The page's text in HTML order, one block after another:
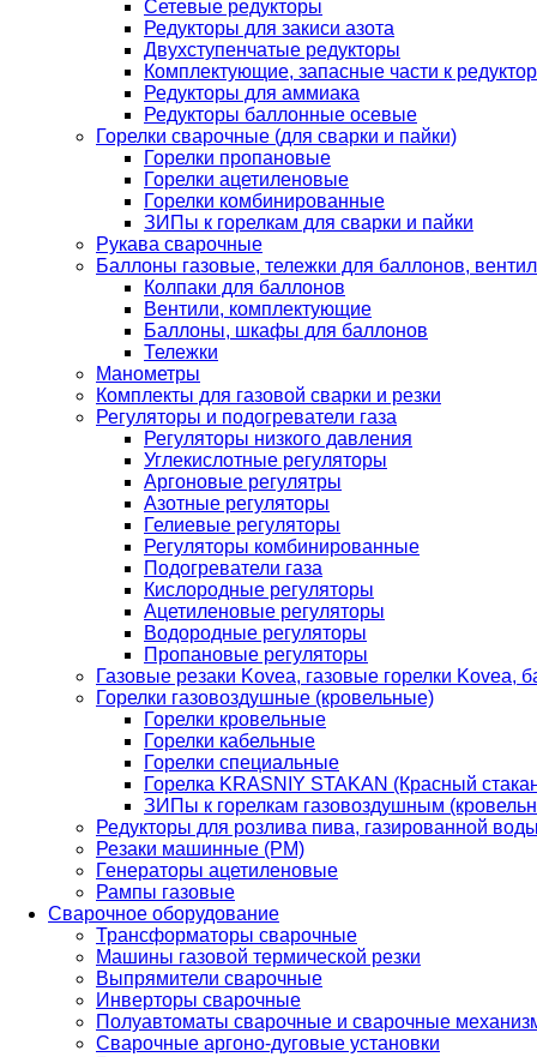
Сетевые редукторы
Редукторы для закиси азота
Двухступенчатые редукторы
Комплектующие, запасные части к
Редукторы для аммиака
Редукторы баллонные осевые
Горелки сварочные (для сварки и пайки)
Горелки пропановые
Горелки ацетиленовые
Горелки комбинированные
ЗИПы к горелкам для сварки и пайки
Рукава сварочные
Баллоны газовые, тележки для баллонов,
Колпаки для баллонов
Вентили, комплектующие
Баллоны, шкафы для баллонов
Тележки
Манометры
Комплекты для газовой сварки и резки
Регуляторы и подогреватели газа
Регуляторы низкого давления
Углекислотные регуляторы
Аргоновые регулятры
Азотные регуляторы
Гелиевые регуляторы
Регуляторы комбинированные
Подогреватели газа
Кислородные регуляторы
Ацетиленовые регуляторы
Водородные регуляторы
Пропановые регуляторы
Газовые резаки Kovea, газовые горелки Kovea,
Горелки газовоздушные (кровельные)
Горелки кровельные
Горелки кабельные
Горелки специальные
Горелка KRASNIY STAKAN (Красный
ЗИПы к горелкам газовоздушным
Редукторы для розлива пива, газированной
Резаки машинные (РМ)
Генераторы ацетиленовые
Рампы газовые
Сварочное оборудование
Трансформаторы сварочные
Машины газовой термической резки
Выпрямители сварочные
Инверторы сварочные
Полуавтоматы сварочные и сварочные
Сварочные аргоно-дуговые установки